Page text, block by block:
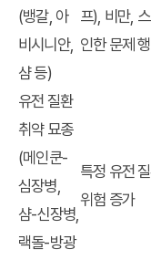
(뱅갈, 아
비시니안,
샴 등)
프), 비만,
인한 문제
유전 질환
취약 묘종
(메인쿤-
심장병,
샴-신장병,
랙돌-방광
특정 유전
위험 증가